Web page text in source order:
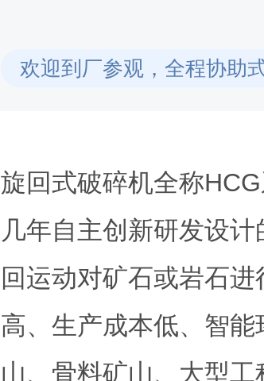
欢迎到厂参观，全程协助
旋回式破碎机全称
几年自主创新研发设
回运动对矿石或岩石
高、生产成本低、智
山、骨料矿山、大型工